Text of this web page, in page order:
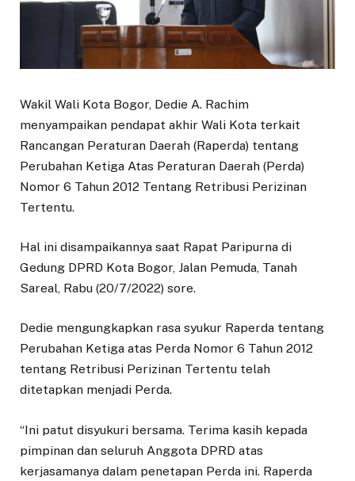
Wakil Wali Kota Bogor, Dedie A. Rachim
menyampaikan pendapat akhir Wali Kota terkait
Rancangan Peraturan Daerah (Raperda) tentang
Perubahan Ketiga Atas Peraturan Daerah (Perda)
Nomor 6 Tahun 2012 Tentang Retribusi Perizinan
Tertentu.
Hal ini disampaikannya saat Rapat Paripurna di
Gedung DPRD Kota Bogor, Jalan Pemuda, Tanah
Sareal, Rabu (20/7/2022) sore.
Dedie mengungkapkan rasa syukur Raperda tentang
Perubahan Ketiga atas Perda Nomor 6 Tahun 2012
tentang Retribusi Perizinan Tertentu telah
ditetapkan menjadi Perda.
“Ini patut disyukuri bersama. Terima kasih kepada
pimpinan dan seluruh Anggota DPRD atas
kerjasamanya dalam penetapan Perda ini. Raperda